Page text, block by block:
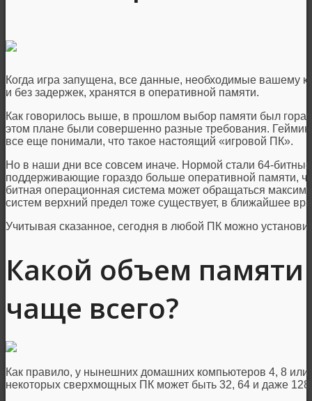
Когда игра запущена, все данные, необходимые вашему
и без задержек, хранятся в оперативной памяти.
Как говорилось выше, в прошлом выбор памяти был
этом плане были совершенно разные требования.
все еще понимали, что такое настоящий «игровой ПК».
Но в наши дни все совсем иначе. Нормой стали 64-
поддерживающие гораздо больше оперативной памяти,
битная операционная система может обращаться
систем верхний предел тоже существует, в ближайшее
Учитывая сказанное, сегодня в любой ПК можно
Какой объем памяти
чаще всего?
Как правило, у нынешних домашних компьютеров 4, 8 или
некоторых сверхмощных ПК может быть 32, 64 и даже 128